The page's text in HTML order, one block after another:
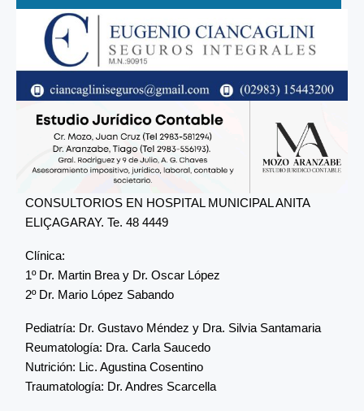
CONSULTORIOS EN HOSPITAL MUNICIPAL ANITA
ELIÇAGARAY. Te. 48 4449
Clínica:
1º Dr. Martin Brea y Dr. Oscar López
2º Dr. Mario López Sabando
Pediatría: Dr. Gustavo Méndez y Dra. Silvia Santamaria
Reumatología: Dra. Carla Saucedo
Nutrición: Lic. Agustina Cosentino
Traumatología: Dr. Andres Scarcella